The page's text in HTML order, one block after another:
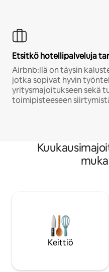
Etsitkö hotellipalveluja
Airbnb:llä on täysin
jotka sopivat hyvin
yritysmajoitukseen sekä
toimipisteeseen
Keittiö